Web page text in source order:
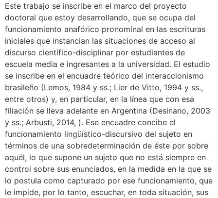
Este trabajo se inscribe en el marco del proyecto
doctoral que estoy desarrollando, que se ocupa del
funcionamiento anafórico pronominal en las escrituras
iniciales que instancian las situaciones de acceso al
discurso científico-disciplinar por estudiantes de
escuela media e ingresantes a la universidad. El estudio
se inscribe en el encuadre teórico del interaccionismo
brasileño (Lemos, 1984 y ss.; Lier de Vitto, 1994 y ss.,
entre otros) y, en particular, en la línea que con esa
filiación se lleva adelante en Argentina (Desinano, 2003
y ss.; Arbusti, 2014, ). Ese encuadre concibe el
funcionamiento lingüístico-discursivo del sujeto en
términos de una sobredeterminación de éste por sobre
aquél, lo que supone un sujeto que no está siempre en
control sobre sus enunciados, en la medida en la que se
lo postula como capturado por ese funcionamiento, que
le impide, por lo tanto, escuchar, en toda situación, sus